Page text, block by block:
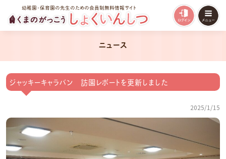
幼稚園・保育園の先生のための会員制無料情報サイト
ニュース
ジャッキーキャラバン 訪園レポートを更新しました
2025/1/15